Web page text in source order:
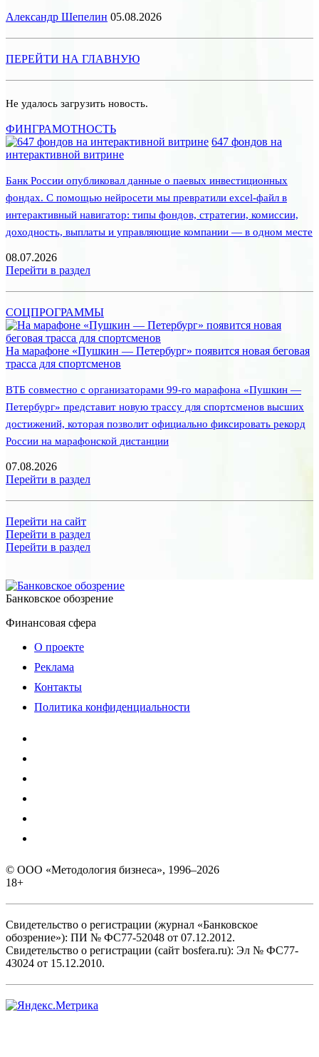
Александр Шепелин 05.08.2026
ПЕРЕЙТИ НА ГЛАВНУЮ
Не удалось загрузить новость.
ФИНГРАМОТНОСТЬ
647 фондов на
интерактивной витрине
Банк России опубликовал данные о паевых инвестиционных
фондах. С помощью нейросети мы превратили excel-файл в
интерактивный навигатор: типы фондов, стратегии, комиссии,
доходность, выплаты и управляющие компании — в одном месте
08.07.2026
Перейти в раздел
СОЦПРОГРАММЫ
На марафоне «Пушкин — Петербург» появится новая беговая
трасса для спортсменов
ВТБ совместно с организаторами 99-го марафона «Пушкин —
Петербург» представит новую трассу для спортсменов высших
достижений, которая позволит официально фиксировать рекорд
России на марафонской дистанции
07.08.2026
Перейти в раздел
Перейти на сайт
Перейти в раздел
Перейти в раздел
Банковское обозрение
Финансовая сфера
О проекте
Реклама
Контакты
Политика конфиденциальности
© ООО «Методология бизнеса», 1996–2026
18+
Свидетельство о регистрации (журнал «Банковское
обозрение»): ПИ № ФС77-52048 от 07.12.2012.
Свидетельство о регистрации (сайт bosfera.ru): Эл № ФС77-
43024 от 15.12.2010.